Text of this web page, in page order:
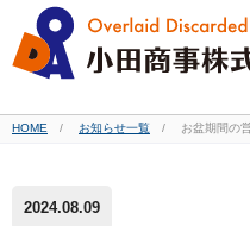
HOME お知らせ一覧 お盆期間の
2024.08.09